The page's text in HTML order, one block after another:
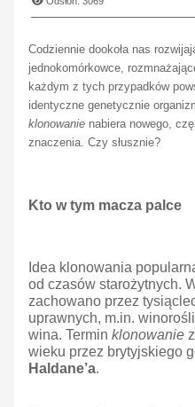
Codziennie dookoła nas
jednokomórkowce,
każdym z tych przypadków
identyczne genetycznie
klonowanie nabiera nowego,
znaczenia. Czy słusznie?
Kto w tym macza palce
Idea klonowania
od czasów starożytnych.
zachowano przez
uprawnych, m.in.
wina. Termin klonowanie
wieku przez brytyjskiego
Haldane’a.